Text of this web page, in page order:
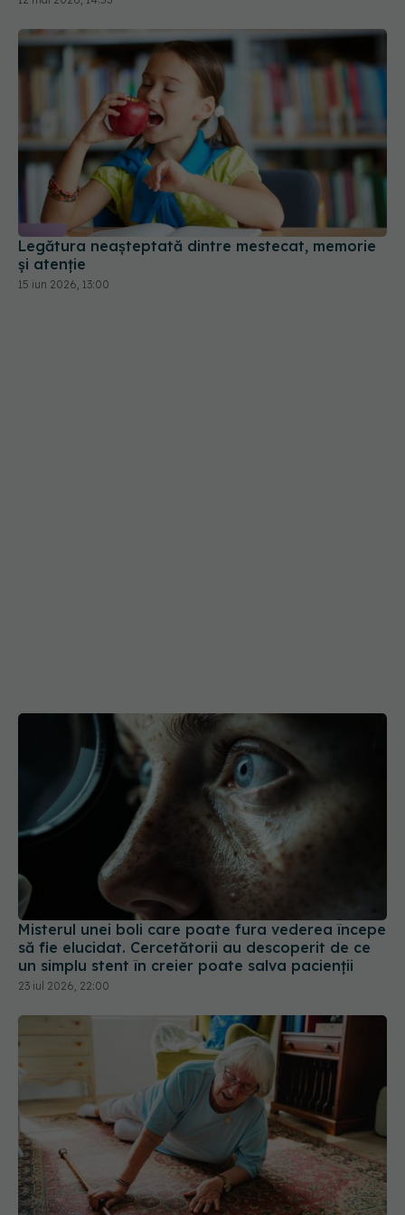
Legătura neașteptată dintre mestecat, memorie
și atenție
15 iun 2026, 13:00
Misterul unei boli care poate fura vederea începe
să fie elucidat. Cercetătorii au descoperit de ce
un simplu stent în creier poate salva pacienții
23 iul 2026, 22:00